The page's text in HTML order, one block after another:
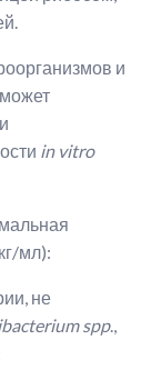
и
in vitro
мл):
не
spp.,